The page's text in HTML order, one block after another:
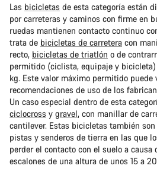
Las bicicletas de esta categoría están
por carreteras y caminos con firme en
ruedas mantienen contacto continuo
trata de bicicletas de carretera con
recto, bicicletas de triatlón o de
permitido (ciclista, equipaje y bicicleta)
kg. Este valor máximo permitido
recomendaciones de uso de los
Un caso especial dentro de esta
ciclocross y gravel, con manillar de
cantilever. Estas bicicletas también
pistas y senderos de tierra en las que
perder el contacto con el suelo a causa
escalones de una altura de unos 15 a